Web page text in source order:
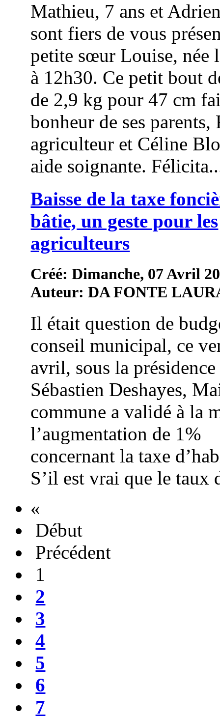
Mathieu, 7 ans et
sont fiers de vous
petite sœur Louise, née
à 12h30. Ce petit bout
de 2,9 kg pour 47 cm
bonheur de ses parents,
agriculteur et Céline
aide soignante.
Baisse de la taxe
bâtie, un geste pour les
agriculteurs
Créé: Dimanche, 07 Avril
Auteur: DA FONTE
Il était question de
conseil municipal, ce
avril, sous la présidence
Sébastien Deshayes,
commune a validé à la
l’augmentation de 1%
concernant la taxe
S’il est vrai que le taux
«
Début
Précédent
1
2
3
4
5
6
7